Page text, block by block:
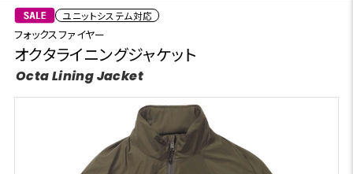
ユニットシステム対応
フォックスファイヤー
オクタライニングジャケット
Octa Lining Jacket